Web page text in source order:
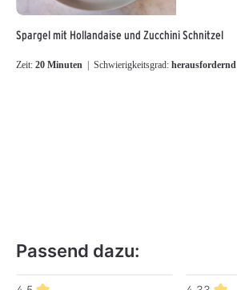
Spargel mit Hollandaise und Zucchini Schnitzel
Zeit: 20 Minuten | Schwierigkeitsgrad: herausfordernd
Passend dazu:
Produktgalerie überspringen